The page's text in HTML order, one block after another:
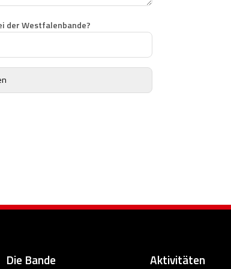
der Westfalenbande?
Die Bande Aktivitäten